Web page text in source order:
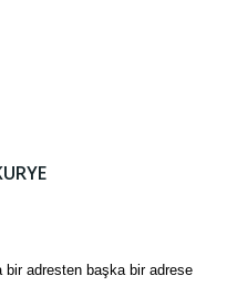
bir adresten başka bir adrese